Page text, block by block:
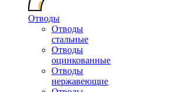
Отводы
Отводы
стальные
Отводы
оцинкованные
Отводы
нержавеющие